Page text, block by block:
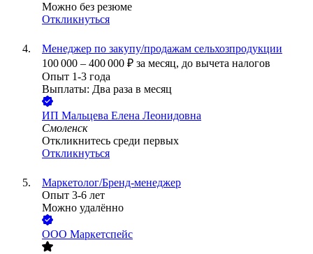
Можно без резюме
Откликнуться
Менеджер по закупу/продажам сельхозпродукции
100 000 – 400 000 ₽ за месяц, до вычета налогов
Опыт 1-3 года
Выплаты: Два раза в месяц
ИП Мальцева Елена Леонидовна
Смоленск
Откликнитесь среди первых
Откликнуться
Маркетолог/Бренд-менеджер
Опыт 3-6 лет
Можно удалённо
ООО Маркетспейс